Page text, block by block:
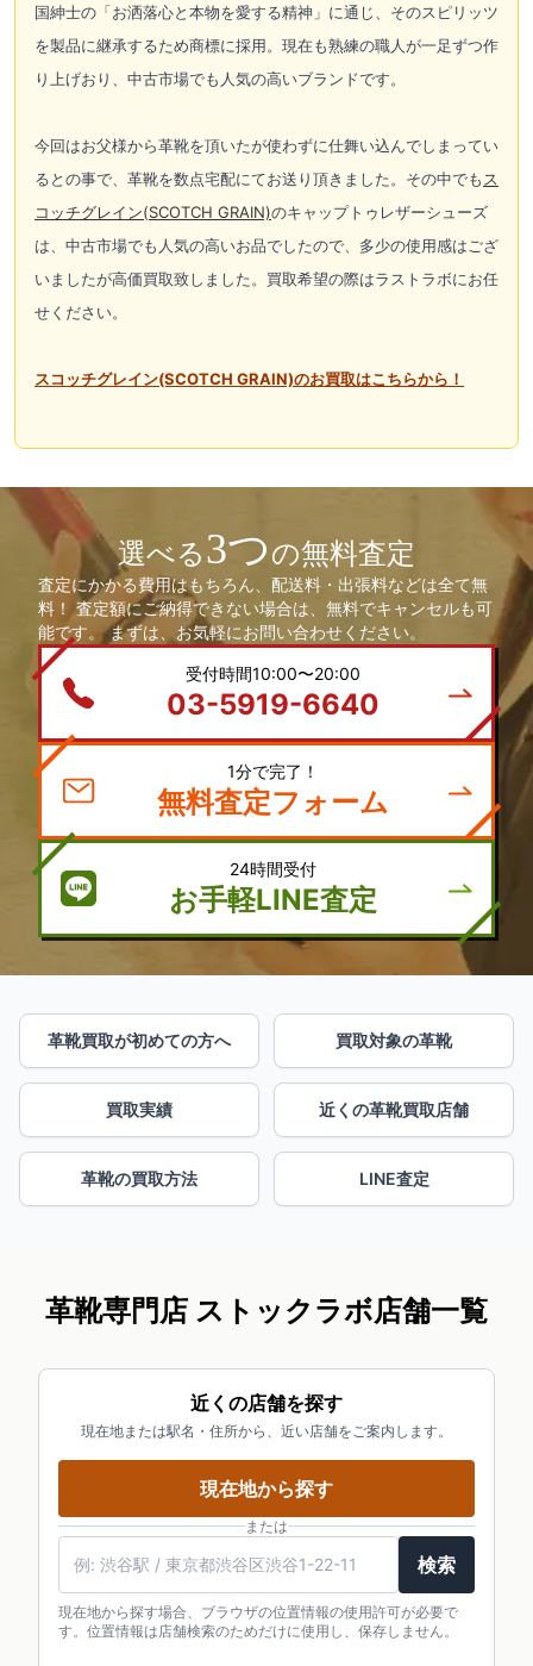
国紳士の「お洒落心と本物を愛する精神」に通じ、そのスピリッツ
を製品に継承するため商標に採用。現在も熟練の職人が一足ずつ作
り上げおり、中古市場でも人気の高いブランドです。
今回はお父様から革靴を頂いたが使わずに仕舞い込んでしまってい
るとの事で、革靴を数点宅配にてお送り頂きました。その中でも ス
コッチグレイン(SCOTCH GRAIN)のキャップトゥレザーシューズ
は、中古市場でも人気の高いお品でしたので、多少の使用感はござ
いましたが高価買取致しました。買取希望の際はラストラボにお任
せください。
スコッチグレイン(SCOTCH GRAIN)のお買取はこちらから！
選べる3つの無料査定
査定にかかる費用はもちろん、配送料・出張料などは全て無
料！ 査定額にご納得できない場合は、無料でキャンセルも可
能です。 まずは、お気軽にお問い合わせください。
受付時間10:00〜20:00
03-5919-6640
1分で完了！
無料査定フォーム
24時間受付
お手軽LINE査定
革靴買取が初めての方へ 買取対象の革靴
買取実績 近くの革靴買取店舗
革靴の買取方法 LINE査定
革靴専門店 ストックラボ店舗一覧
近くの店舗を探す
現在地または駅名・住所から、近い店舗をご案内します。
現在地から探す
または
検索
現在地から探す場合、ブラウザの位置情報の使用許可が必要で
す。位置情報は店舗検索のためだけに使用し、保存しません。